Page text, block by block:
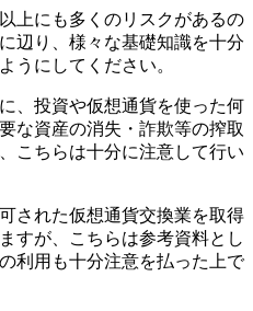
上にも多くのリスクがあるの
辺り、様々な基礎知識を十分
うにしてください。
、投資や仮想通貨を使った何
な資産の消失・詐欺等の搾取
こちらは十分に注意して行い
された仮想通貨交換業を取得
すが、こちらは参考資料とし
利用も十分注意を払った上で